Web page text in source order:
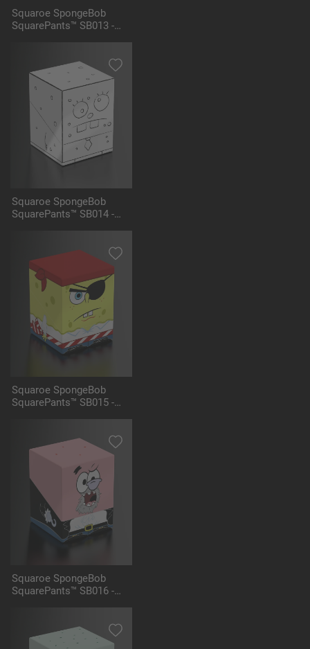
Squaroe SpongeBob
SquarePants™ SB013 -
Squaroe SpongeBob
SquarePants™ SB014 -
Squaroe SpongeBob
SquarePants™ SB015 -
Squaroe SpongeBob
SquarePants™ SB016 -